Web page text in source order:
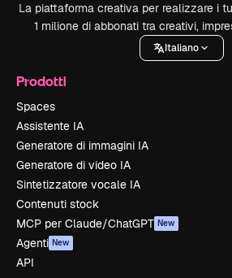
La piattaforma creativa per realizzare i
1 milione di abbonati tra creativi,
Italiano
Prodotti
Spaces
Assistente IA
Generatore di immagini IA
Generatore di video IA
Sintetizzatore vocale IA
Contenuti stock
MCP per Claude/ChatGPT New
Agenti New
API